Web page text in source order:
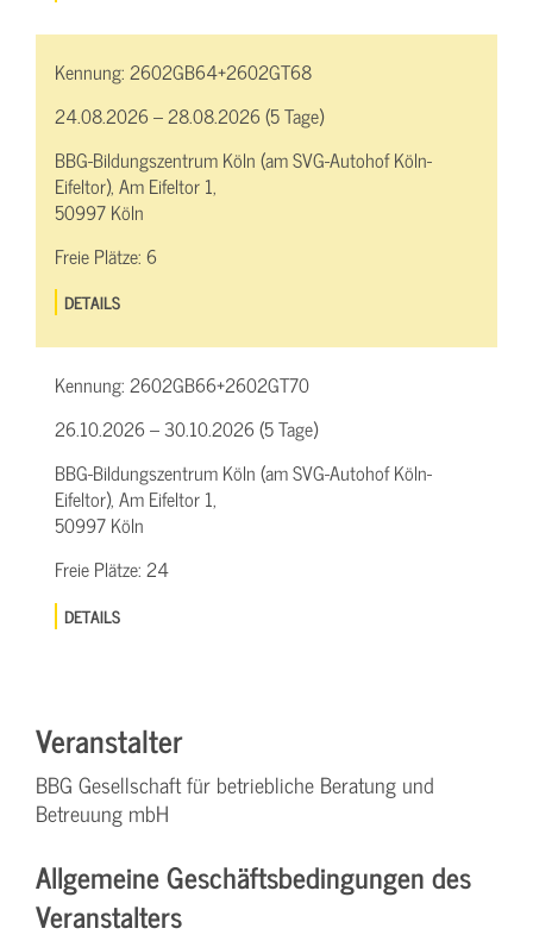
Kennung:2602GB64+2602GT68
24.08.2026 – 28.08.2026 (5 Tage)
BBG-Bildungszentrum Köln (am SVG-Autohof Köln-
Eifeltor), Am Eifeltor 1,
50997 Köln
Freie Plätze:6
DETAILS
Kennung:2602GB66+2602GT70
26.10.2026 – 30.10.2026 (5 Tage)
BBG-Bildungszentrum Köln (am SVG-Autohof Köln-
Eifeltor), Am Eifeltor 1,
50997 Köln
Freie Plätze:24
DETAILS
Veranstalter
BBG Gesellschaft für betriebliche Beratung und
Betreuung mbH
Allgemeine Geschäftsbedingungen des
Veranstalters